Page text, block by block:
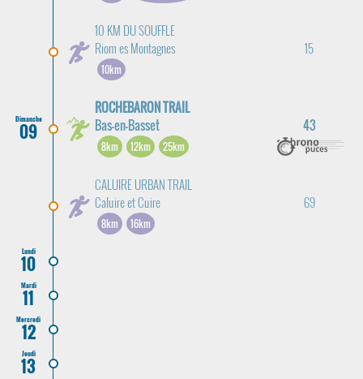
10 KM DU SOUFFLE
Riom es Montagnes
15
10km
Dimanche
09
ROCHEBARON TRAIL
Bas-en-Basset
43
8km 12km 25km
CALUIRE URBAN TRAIL
Caluire et Cuire
69
8km 16km
Lundi
10
Mardi
11
Mercredi
12
Jeudi
13